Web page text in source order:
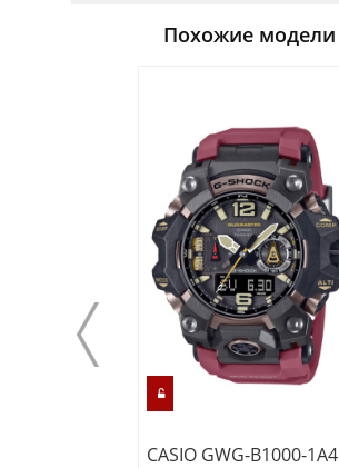
Похожие модели
CASIO GWG-B1000-1A4